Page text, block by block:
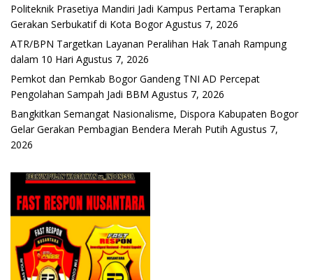
Politeknik Prasetiya Mandiri Jadi Kampus Pertama Terapkan
Gerakan Serbukatif di Kota Bogor Agustus 7, 2026
ATR/BPN Targetkan Layanan Peralihan Hak Tanah Rampung
dalam 10 Hari Agustus 7, 2026
Pemkot dan Pemkab Bogor Gandeng TNI AD Percepat
Pengolahan Sampah Jadi BBM Agustus 7, 2026
Bangkitkan Semangat Nasionalisme, Dispora Kabupaten Bogor
Gelar Gerakan Pembagian Bendera Merah Putih Agustus 7,
2026